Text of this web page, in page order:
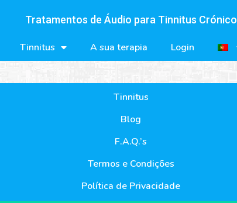
Tratamentos de Áudio para Tinnitus Crónico
Tinnitus A sua terapia
Login
Tinnitus
Blog
F.A.Q.’s
Termos e Condições
Política de Privacidade